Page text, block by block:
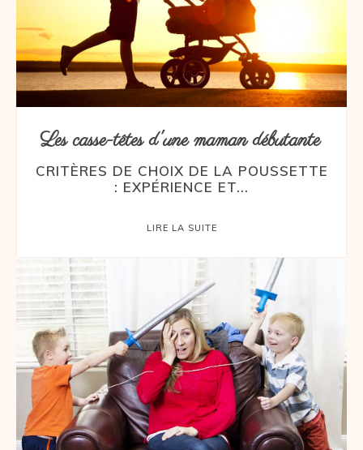
Les casse-têtes d'une maman débutante
CRITÈRES DE CHOIX DE LA POUSSETTE
: EXPÉRIENCE ET...
LIRE LA SUITE